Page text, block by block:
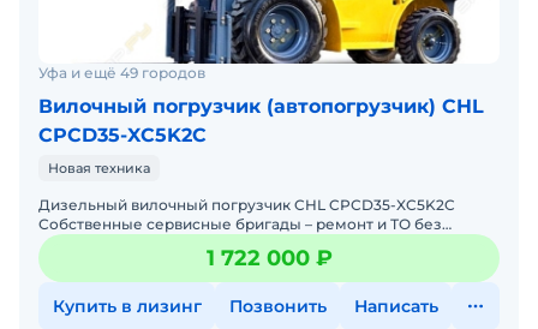
Уфа и ещё 49 городов
Вилочный погрузчик (автопогрузчик) CHL
CPCD35-XC5K2C
Новая техника
Дизельный вилочный погрузчик CHL CPCD35-XC5K2C
Собственные сервисные бригады – ремонт и ТО без
простоев. Гарантия 12 месяцев + постгарантийное
обслуживание.
1 722 000 ₽
Купить в лизинг Позвонить Написать